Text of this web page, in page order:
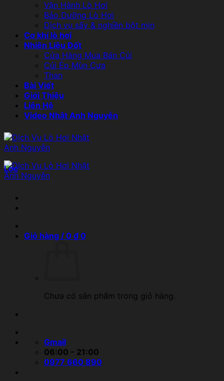
Vận Hành Lò Hơi
Bảo Dưỡng Lò Hơi
Dịch vụ sấy & nghiền bột mịn
Cơ khí lò hơi
Nhiên Liệu Đốt
Cửa Hàng Mua Bán Củi
Củi Ép Mùn Cưa
Than
Bài Viết
Giới Thiệu
Liên Hệ
Video Nhật Anh Nguyễn
Giỏ hàng / 0 ₫ 0
Chưa có sản phẩm trong giỏ hàng.
Gmail
06:00 - 21:00
0977 660 890
Lọc